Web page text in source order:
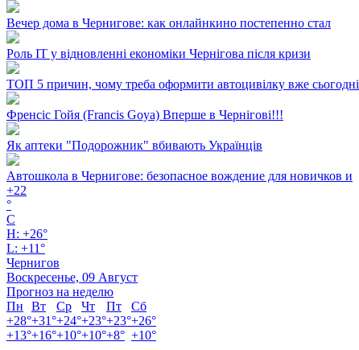
Вечер дома в Чернигове: как онлайнкино постепенно стал
Роль ІТ у відновленні економіки Чернігова після кризи
ТОП 5 причин, чому треба оформити автоцивілку вже сьогодні
Френсіс Гойя (Francis Goya) Вперше в Чернігові!!!
Як аптеки "Подорожник" вбивають Українців
Автошкола в Чернигове: безопасное вождение для новичков и
+22
°
C
H: +26°
L: +11°
Чернигов
Воскресенье, 09 Август
Прогноз на неделю
Пн
Вт Ср Чт Пт
Сб
+28°+31°+24°+23°+23°+26°
+13°+16°+10°+10°+8° +10°